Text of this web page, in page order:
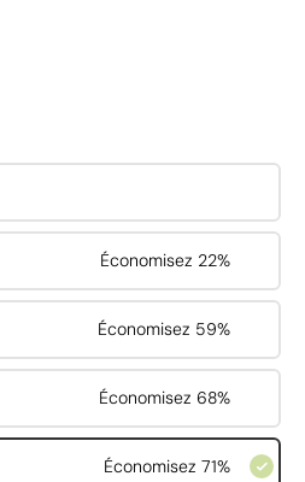
Économisez 22%
Économisez 59%
Économisez 68%
Économisez 71%